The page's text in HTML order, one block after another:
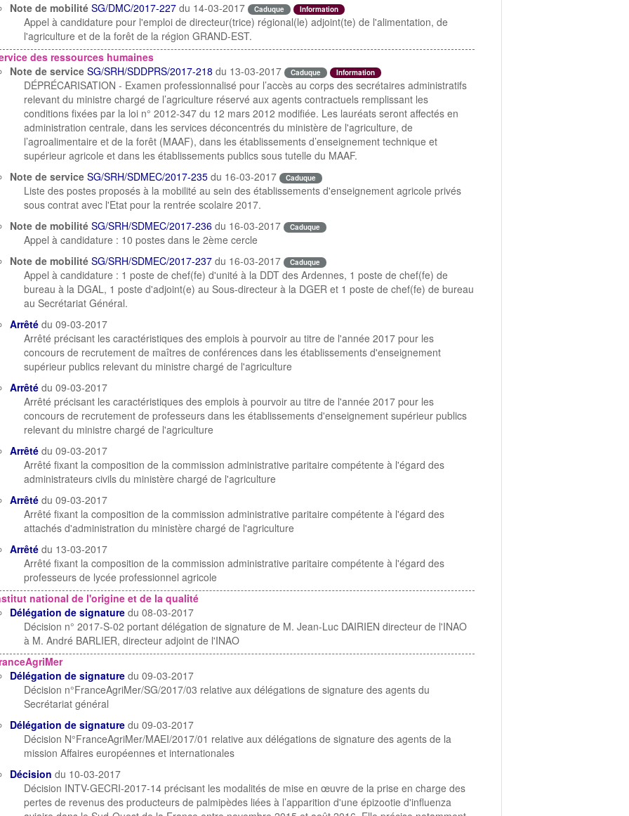
Note de mobilité SG/DMC/2017-227 du 14-03-2017 Caduque Information
Appel à candidature pour l'emploi de directeur(trice) régional(le) adjoint(te) de l'alimentation, de
l'agriculture et de la forêt de la région GRAND-EST.
des ressources humaines
Note de service SG/SRH/SDDPRS/2017-218 du 13-03-2017 Caduque Information
DÉPRÉCARISATION - Examen professionnalisé pour l’accès au corps des secrétaires administratifs
relevant du ministre chargé de l’agriculture réservé aux agents contractuels remplissant les
conditions fixées par la loi n° 2012-347 du 12 mars 2012 modifiée. Les lauréats seront affectés en
administration centrale, dans les services déconcentrés du ministère de l'agriculture, de
l’agroalimentaire et de la forêt (MAAF), dans les établissements d’enseignement technique et
supérieur agricole et dans les établissements publics sous tutelle du MAAF.
Note de service SG/SRH/SDMEC/2017-235 du 16-03-2017 Caduque
Liste des postes proposés à la mobilité au sein des établissements d'enseignement agricole privés
sous contrat avec l'Etat pour la rentrée scolaire 2017.
Note de mobilité SG/SRH/SDMEC/2017-236 du 16-03-2017 Caduque
Appel à candidature : 10 postes dans le 2ème cercle
Note de mobilité SG/SRH/SDMEC/2017-237 du 16-03-2017 Caduque
Appel à candidature : 1 poste de chef(fe) d'unité à la DDT des Ardennes, 1 poste de chef(fe) de
bureau à la DGAL, 1 poste d'adjoint(e) au Sous-directeur à la DGER et 1 poste de chef(fe) de bureau
au Secrétariat Général.
Arrêté du 09-03-2017
Arrêté précisant les caractéristiques des emplois à pourvoir au titre de l'année 2017 pour les
concours de recrutement de maîtres de conférences dans les établissements d'enseignement
supérieur publics relevant du ministre chargé de l'agriculture
Arrêté du 09-03-2017
Arrêté précisant les caractéristiques des emplois à pourvoir au titre de l'année 2017 pour les
concours de recrutement de professeurs dans les établissements d'enseignement supérieur publics
relevant du ministre chargé de l'agriculture
Arrêté du 09-03-2017
Arrêté fixant la composition de la commission administrative paritaire compétente à l'égard des
administrateurs civils du ministère chargé de l'agriculture
Arrêté du 09-03-2017
Arrêté fixant la composition de la commission administrative paritaire compétente à l'égard des
attachés d'administration du ministère chargé de l'agriculture
Arrêté du 13-03-2017
Arrêté fixant la composition de la commission administrative paritaire compétente à l'égard des
professeurs de lycée professionnel agricole
national de l'origine et de la qualité
Délégation de signature du 08-03-2017
Décision n° 2017-S-02 portant délégation de signature de M. Jean-Luc DAIRIEN directeur de l'INAO
à M. André BARLIER, directeur adjoint de l'INAO
Délégation de signature du 09-03-2017
Décision n°FranceAgriMer/SG/2017/03 relative aux délégations de signature des agents du
Secrétariat général
Délégation de signature du 09-03-2017
Décision N°FranceAgriMer/MAEI/2017/01 relative aux délégations de signature des agents de la
mission Affaires européennes et internationales
Décision du 10-03-2017
Décision INTV-GECRI-2017-14 précisant les modalités de mise en œuvre de la prise en charge des
pertes de revenus des producteurs de palmipèdes liées à l’apparition d'une épizootie d'influenza